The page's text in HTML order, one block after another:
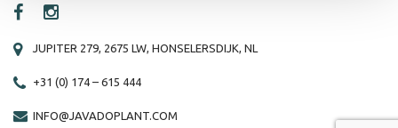
JUPITER 279, 2675 LW, HONSELERSDIJK, NL
+31 (0) 174 – 615 444
INFO@JAVADOPLANT.COM